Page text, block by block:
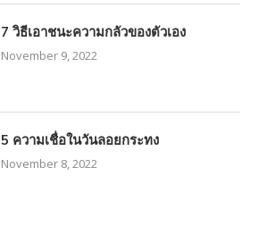
7 วิธีเอาชนะความกลัวของตัวเอง
November 9, 2022
5 ความเชื่อในวันลอยกระทง
November 8, 2022